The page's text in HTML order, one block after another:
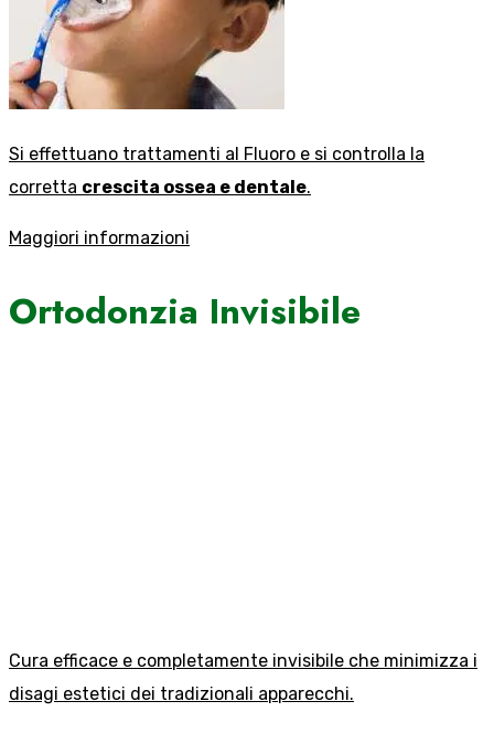
Si effettuano trattamenti al Fluoro e si controlla la
corretta crescita ossea e dentale.
Maggiori informazioni
Ortodonzia Invisibile
Cura efficace e completamente invisibile che minimizza i
disagi estetici dei tradizionali apparecchi.